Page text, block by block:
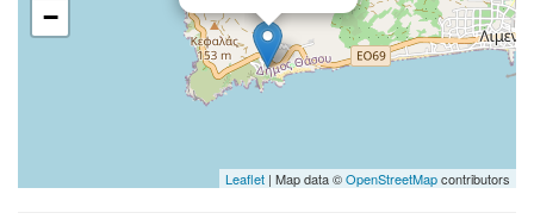
−
Leaflet | Map data ©OpenStreetMapcontributors